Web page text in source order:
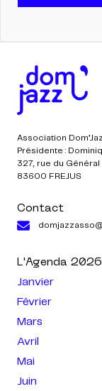
Association
Présidente :
327, rue du
83600 FREJUS
Contact
L'Agenda 2026
Janvier
Février
Mars
Avril
Mai
Juin